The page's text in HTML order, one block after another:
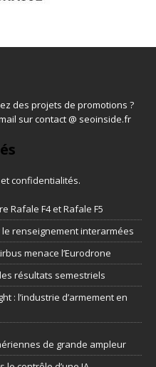
des projets de promotions ?
sur contact @ seoinside.fr
et confidentialités.
Rafale F4 et Rafale F5
renseignement interarmées
menace l’Eurodrone
résultats semestriels
: l’industrie d’armement en
de grande ampleur